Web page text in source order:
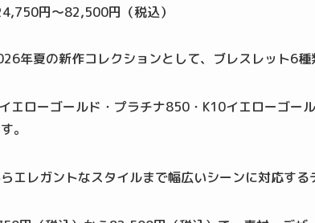
円〜82,500円（税込）
年夏の新作コレクションとして、ブレスレット6種
エローゴールド・プラチナ850・K10イエローゴー
。
エレガントなスタイルまで幅広いシーンに対応する